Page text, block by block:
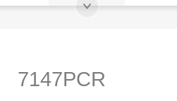
7147PCR